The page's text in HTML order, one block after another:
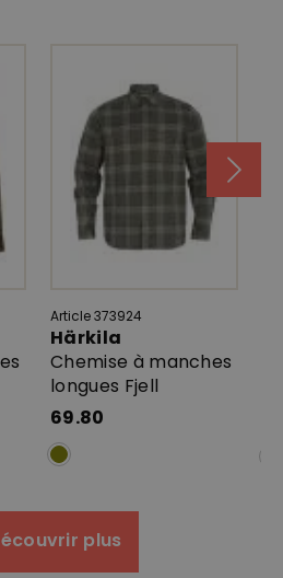
Article 373924
Härkila
Chemise à manches
longues Fjell
69.80
plus